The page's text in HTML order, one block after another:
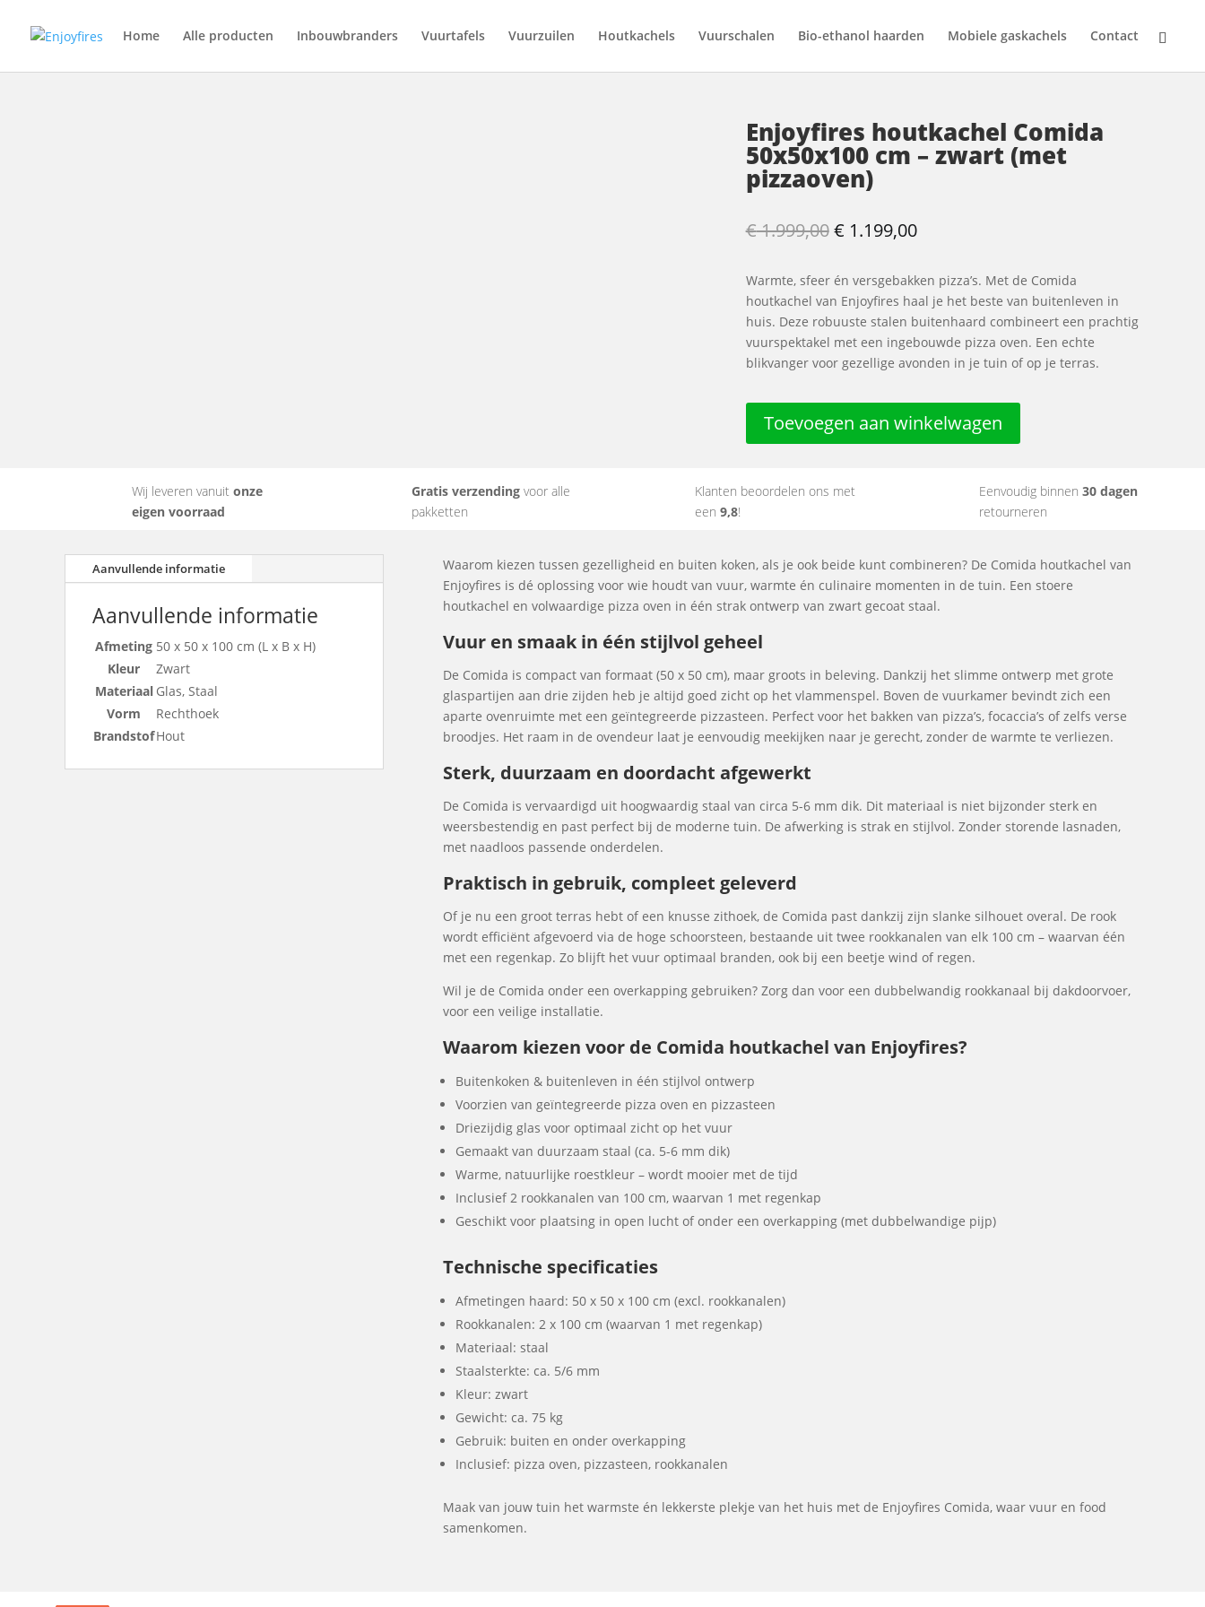
Home Alle producten Inbouwbranders Vuurtafels Vuurzuilen Houtkachels Vuurschalen Bio-ethanol haarden Mobiele gaskachels Contact
Enjoyfires houtkachel Comida
50x50x100 cm – zwart (met
pizzaoven)
€1.999,00 Oorspronkelijke
was:
€ 1.999,00.
€ 1.199,00Huidige
is:
€ 1.199,00.
Warmte, sfeer én versgebakken pizza’s. Met de Comida
houtkachel van Enjoyfires haal je het beste van buitenleven in
huis. Deze robuuste stalen buitenhaard combineert een prachtig
vuurspektakel met een ingebouwde pizza oven. Een echte
blikvanger voor gezellige avonden in je tuin of op je terras.
Toevoegen aan winkelwagen
Wij leveren vanuitonze
eigen voorraad
Gratis verzendingvoor alle
pakketten
Klanten beoordelen ons met
een9,8!
Eenvoudig binnen 30 dagen
retourneren
Aanvullende informatie
Aanvullende informatie
Afmeting 50 x 50 x 100 cm (L x B x H)
Kleur
Zwart
Materiaal Glas, Staal
Vorm
Rechthoek
BrandstofHout
Waarom kiezen tussen gezelligheid en buiten koken, als je ook beide kunt combineren? De Comida houtkachel van
Enjoyfires is dé oplossing voor wie houdt van vuur, warmte én culinaire momenten in de tuin. Een stoere
houtkachel en volwaardige pizza oven in één strak ontwerp van zwart gecoat staal.
Vuur en smaak in één stijlvol geheel
De Comida is compact van formaat (50 x 50 cm), maar groots in beleving. Dankzij het slimme ontwerp met grote
glaspartijen aan drie zijden heb je altijd goed zicht op het vlammenspel. Boven de vuurkamer bevindt zich een
aparte ovenruimte met een geïntegreerde pizzasteen. Perfect voor het bakken van pizza’s, focaccia’s of zelfs verse
broodjes. Het raam in de ovendeur laat je eenvoudig meekijken naar je gerecht, zonder de warmte te verliezen.
Sterk, duurzaam en doordacht afgewerkt
De Comida is vervaardigd uit hoogwaardig staal van circa 5-6 mm dik. Dit materiaal is niet bijzonder sterk en
weersbestendig en past perfect bij de moderne tuin. De afwerking is strak en stijlvol. Zonder storende lasnaden,
met naadloos passende onderdelen.
Praktisch in gebruik, compleet geleverd
Of je nu een groot terras hebt of een knusse zithoek, de Comida past dankzij zijn slanke silhouet overal. De rook
wordt efficiënt afgevoerd via de hoge schoorsteen, bestaande uit twee rookkanalen van elk 100 cm – waarvan één
met een regenkap. Zo blijft het vuur optimaal branden, ook bij een beetje wind of regen.
Wil je de Comida onder een overkapping gebruiken? Zorg dan voor een dubbelwandig rookkanaal bij dakdoorvoer,
voor een veilige installatie.
Waarom kiezen voor de Comida houtkachel van Enjoyfires?
Buitenkoken & buitenleven in één stijlvol ontwerp
Voorzien van geïntegreerde pizza oven en pizzasteen
Driezijdig glas voor optimaal zicht op het vuur
Gemaakt van duurzaam staal (ca. 5-6 mm dik)
Warme, natuurlijke roestkleur – wordt mooier met de tijd
Inclusief 2 rookkanalen van 100 cm, waarvan 1 met regenkap
Geschikt voor plaatsing in open lucht of onder een overkapping (met dubbelwandige pijp)
Technische specificaties
Afmetingen haard: 50 x 50 x 100 cm (excl. rookkanalen)
Rookkanalen: 2 x 100 cm (waarvan 1 met regenkap)
Materiaal: staal
Staalsterkte: ca. 5/6 mm
Kleur: zwart
Gewicht: ca. 75 kg
Gebruik: buiten en onder overkapping
Inclusief: pizza oven, pizzasteen, rookkanalen
Maak van jouw tuin het warmste én lekkerste plekje van het huis met de Enjoyfires Comida, waar vuur en food
samenkomen.